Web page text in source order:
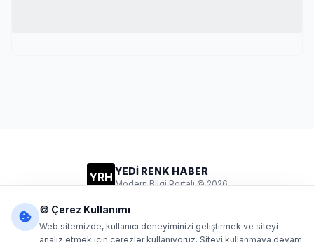
YRH YEDİ RENK HABER
Modern Bilgi Portalı © 2026
🍪 Çerez Kullanımı
Web sitemizde, kullanıcı deneyiminizi geliştirmek ve siteyi
analiz etmek için çerezler kullanıyoruz. Siteyi kullanmaya devam